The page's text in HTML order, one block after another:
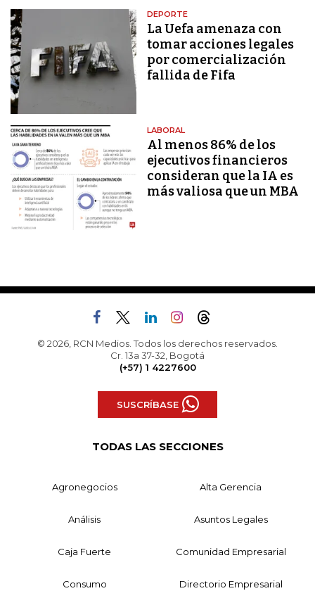
DEPORTE
La Uefa amenaza con
tomar acciones legales
por comercialización
fallida de Fifa
LABORAL
Al menos 86% de los
ejecutivos financieros
consideran que la IA es
más valiosa que un MBA
© 2026, RCN Medios. Todos los derechos reservados.
Cr. 13a 37-32, Bogotá
(+57) 1 4227600
SUSCRÍBASE
TODAS LAS SECCIONES
Agronegocios Alta Gerencia
Análisis Asuntos Legales
Caja Fuerte Comunidad Empresarial
Consumo Directorio Empresarial